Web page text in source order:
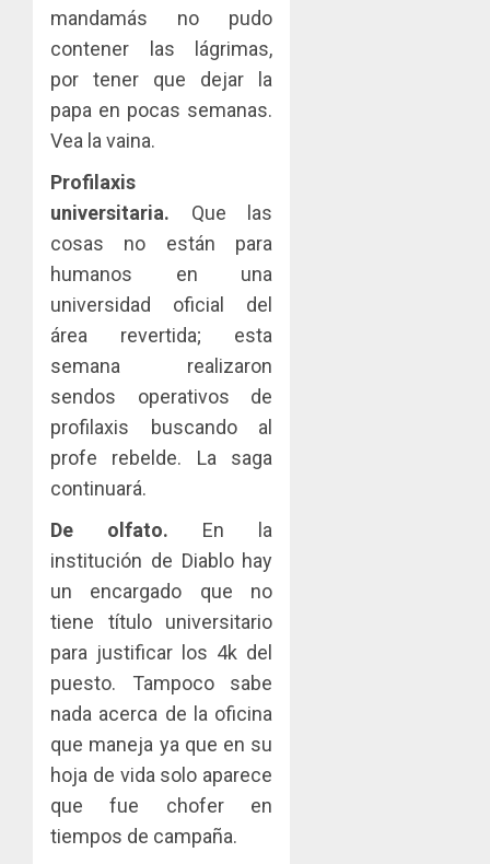
mandamás no pudo
contener las lágrimas,
por tener que dejar la
papa en pocas semanas.
Vea la vaina.
Profilaxis
universitaria. Que las
cosas no están para
humanos en una
universidad oficial del
área revertida; esta
semana realizaron
sendos operativos de
profilaxis buscando al
profe rebelde. La saga
continuará.
De olfato. En la
institución de Diablo hay
un encargado que no
tiene título universitario
para justificar los 4k del
puesto. Tampoco sabe
nada acerca de la oficina
que maneja ya que en su
hoja de vida solo aparece
que fue chofer en
tiempos de campaña.